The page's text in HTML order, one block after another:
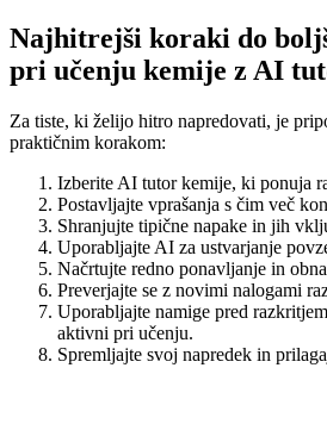
Najhitrejši koraki do
pri učenju kemije z AI
Za tiste, ki želijo hitro napredovati, je
praktičnim korakom:
Izberite AI tutor kemije, ki ponuja
Postavljajte vprašanja s čim več
Shranjujte tipične napake in jih
Uporabljajte AI za ustvarjanje
Načrtujte redno ponavljanje in
Preverjajte se z novimi nalogami
Uporabljajte namige pred
aktivni pri učenju.
Spremljajte svoj napredek in